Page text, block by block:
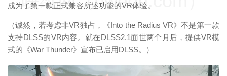
成为了第一款正式兼容所述功能的VR体验。
（诚然，若考虑非VR独占，《Into the Radius VR》不是第一款
支持DLSS的VR内容。就在DLSS2.1面世两个月后，提供VR模
式的《War Thunder》宣布已启用DLSS。）